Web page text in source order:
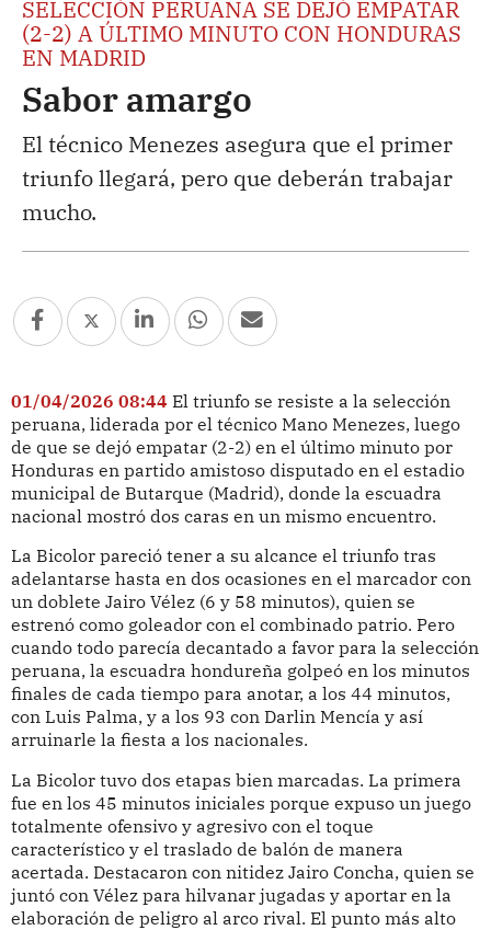
SELECCIÓN PERUANA SE DEJÓ EMPATAR
(2-2) A ÚLTIMO MINUTO CON HONDURAS
EN MADRID
Sabor amargo
El técnico Menezes asegura que el primer
triunfo llegará, pero que deberán trabajar
mucho.
01/04/2026 08:44 El triunfo se resiste a la selección
peruana, liderada por el técnico Mano Menezes, luego
de que se dejó empatar (2-2) en el último minuto por
Honduras en partido amistoso disputado en el estadio
municipal de Butarque (Madrid), donde la escuadra
nacional mostró dos caras en un mismo encuentro.
La Bicolor pareció tener a su alcance el triunfo tras
adelantarse hasta en dos ocasiones en el marcador con
un doblete Jairo Vélez (6 y 58 minutos), quien se
estrenó como goleador con el combinado patrio. Pero
cuando todo parecía decantado a favor para la selección
peruana, la escuadra hondureña golpeó en los minutos
finales de cada tiempo para anotar, a los 44 minutos,
con Luis Palma, y a los 93 con Darlin Mencía y así
arruinarle la fiesta a los nacionales.
La Bicolor tuvo dos etapas bien marcadas. La primera
fue en los 45 minutos iniciales porque expuso un juego
totalmente ofensivo y agresivo con el toque
característico y el traslado de balón de manera
acertada. Destacaron con nitidez Jairo Concha, quien se
juntó con Vélez para hilvanar jugadas y aportar en la
elaboración de peligro al arco rival. El punto más alto